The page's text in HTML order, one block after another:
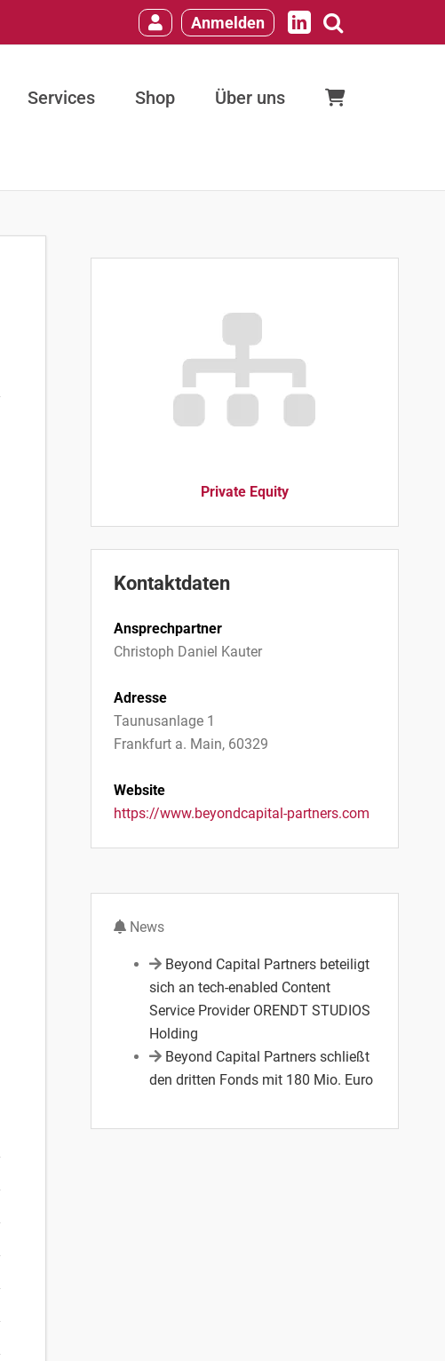
Anmelden LinkedIn
Services Shop Über uns
Private Equity
Kontaktdaten
Ansprechpartner
Christoph Daniel Kauter
Adresse
Taunusanlage 1
Frankfurt a. Main, 60329
Website
https://www.beyondcapital-partners.com
News
Beyond Capital Partners beteiligt
sich an tech-enabled Content
Service Provider ORENDT STUDIOS
Holding
Beyond Capital Partners schließt
den dritten Fonds mit 180 Mio. Euro